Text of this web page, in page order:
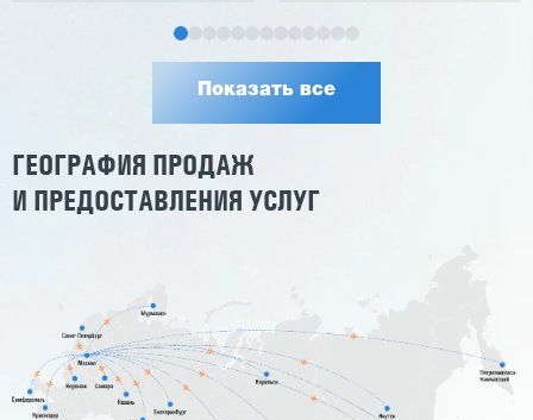
Показать все
ГЕОГРАФИЯ ПРОДАЖ
И ПРЕДОСТАВЛЕНИЯ УСЛУГ